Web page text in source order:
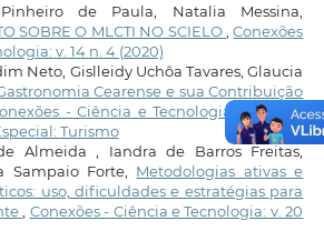
de Paula, Natalia Messina,
SOBRE O MLCTI NO SCIELO ,Conexões
v. 14 n. 4 (2020)
Neto, Gislleidy Uchôa Tavares, Glaucia
Cearense e sua Contribuição
- Ciência e Tecnologia: v. 11 n. 5
Turismo
Almeida , Iandra de Barros Freitas,
Sampaio Forte, Metodologias ativas e
uso, dificuldades e estratégias para
Conexões - Ciência e Tecnologia: v. 20